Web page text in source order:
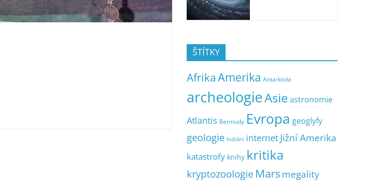
ŠTÍTKY
AfrikaAmerika Antarktida
archeologieAsie astronomie
Atlantis Bermudy Evropa geoglyfy
geologie Indiáni internet Jižní Amerika
katastrofy knihy kritika
kryptozoologie Marsmegality